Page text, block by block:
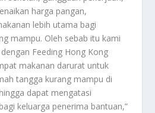
harga pangan,
lebih utama bagi
mampu. Oleh sebab itu kami
Feeding Hong Kong
makanan darurat untuk
tangga kurang mampu di
dapat mengatasi
keluarga penerima bantuan,”